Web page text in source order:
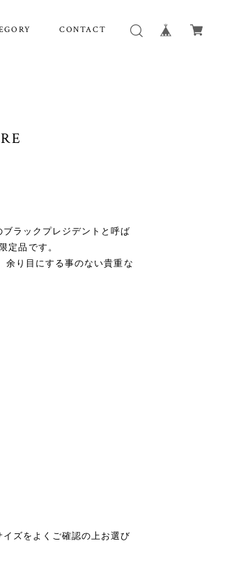
CONTACT
ラックプレジデントと呼ば
品です。
余り目にする事のない貴重な
ズをよくご確認の上お選び